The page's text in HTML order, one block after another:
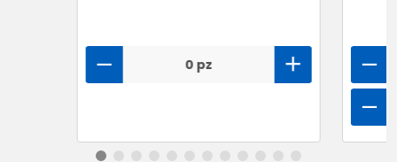
0 pz